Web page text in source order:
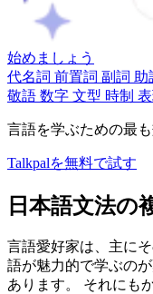
始めましょう
代名詞 前置詞 副詞 助
敬語 数字 文型 時制
言語を学ぶための最
Talkpalを無料で試す
日本語文法の
言語愛好家は、主に
語が魅力的で学ぶの
あります。 それにも